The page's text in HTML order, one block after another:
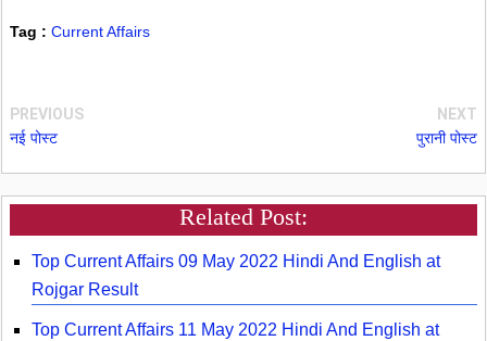
Tag : Current Affairs
PREVIOUS
नई पोस्ट
NEXT
पुरानी पोस्ट
Related Post:
Top Current Affairs 09 May 2022 Hindi And English at
Rojgar Result
Top Current Affairs 11 May 2022 Hindi And English at